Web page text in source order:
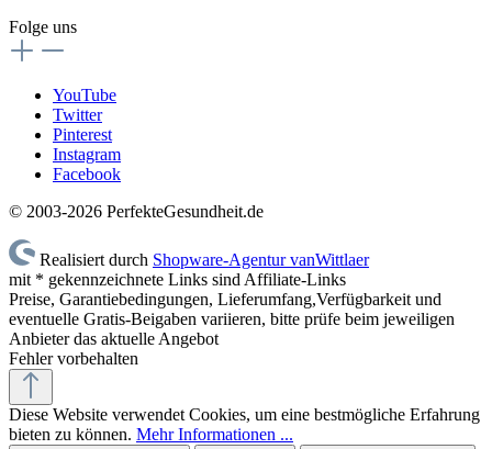
Folge uns
YouTube
Twitter
Pinterest
Instagram
Facebook
© 2003-2026 PerfekteGesundheit.de
Realisiert durch Shopware-Agentur vanWittlaer
mit * gekennzeichnete Links sind Affiliate-Links
Preise, Garantiebedingungen, Lieferumfang,Verfügbarkeit und
eventuelle Gratis-Beigaben variieren, bitte prüfe beim jeweiligen
Anbieter das aktuelle Angebot
Fehler vorbehalten
Diese Website verwendet Cookies, um eine bestmögliche Erfahrung
bieten zu können. Mehr Informationen ...